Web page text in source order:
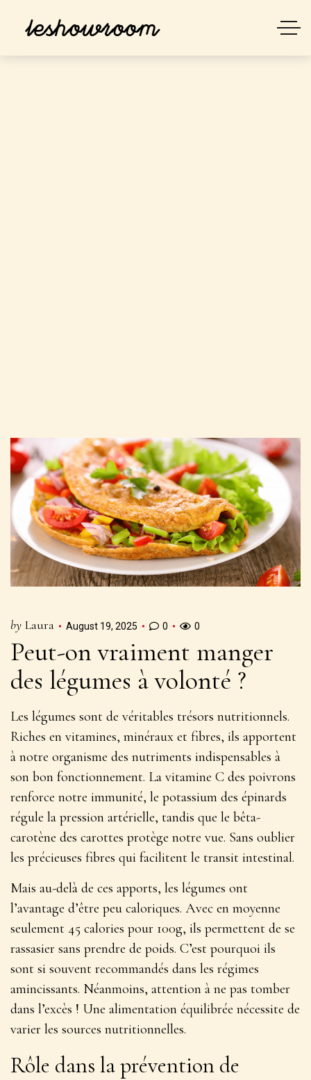
by Laura August 19, 2025 0 0
Peut-on vraiment manger
des légumes à volonté ?
Les légumes sont de véritables trésors nutritionnels.
Riches en vitamines, minéraux et fibres, ils apportent
à notre organisme des nutriments indispensables à
son bon fonctionnement. La vitamine C des poivrons
renforce notre immunité, le potassium des épinards
régule la pression artérielle, tandis que le bêta-
carotène des carottes protège notre vue. Sans oublier
les précieuses fibres qui facilitent le transit intestinal.
Mais au-delà de ces apports, les légumes ont
l’avantage d’être peu caloriques. Avec en moyenne
seulement 45 calories pour 100g, ils permettent de se
rassasier sans prendre de poids. C’est pourquoi ils
sont si souvent recommandés dans les régimes
amincissants. Néanmoins, attention à ne pas tomber
dans l’excès ! Une alimentation équilibrée nécessite de
varier les sources nutritionnelles.
Rôle dans la prévention de